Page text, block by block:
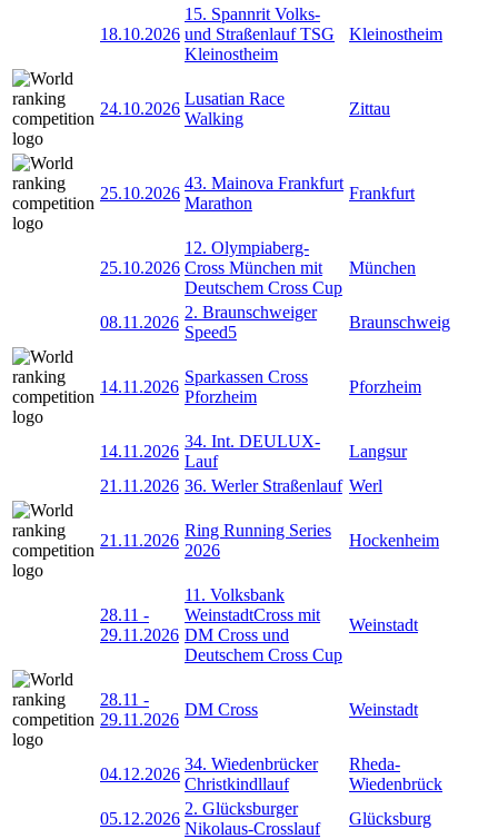
18.10.2026
15. Spannrit Volks-
und Straßenlauf TSG
Kleinostheim
Kleinostheim
24.10.2026
Lusatian Race
Walking
Zittau
25.10.2026
43. Mainova Frankfurt
Marathon
Frankfurt
25.10.2026
12. Olympiaberg-
Cross München mit
Deutschem Cross Cup
München
08.11.2026
2. Braunschweiger
Speed5
Braunschweig
14.11.2026
Sparkassen Cross
Pforzheim
Pforzheim
14.11.2026
34. Int. DEULUX-
Lauf
Langsur
21.11.2026 36. Werler Straßenlauf Werl
21.11.2026
Ring Running Series
2026
Hockenheim
28.11 -
29.11.2026
11. Volksbank
WeinstadtCross mit
DM Cross und
Deutschem Cross Cup
Weinstadt
28.11 -
29.11.2026
DM Cross Weinstadt
04.12.2026
34. Wiedenbrücker
Christkindllauf
Rheda-
Wiedenbrück
05.12.2026
2. Glücksburger
Nikolaus-Crosslauf
Glücksburg